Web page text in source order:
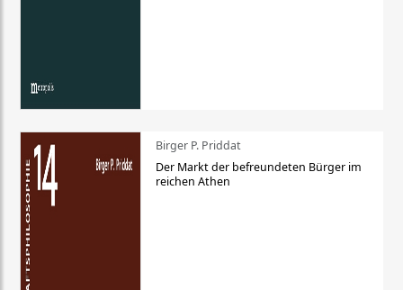
Birger P. Priddat
Der Markt der befreundeten Bürger im
reichen Athen